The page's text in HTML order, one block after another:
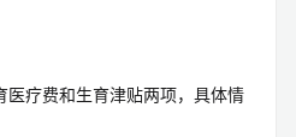
医疗费和生育津贴两项，具体情